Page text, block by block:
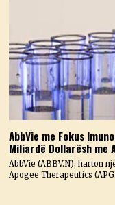
AbbVie me Fokus
Miliardë Dollarësh me
AbbVie (ABBV.N), harton
Apogee Therapeutics